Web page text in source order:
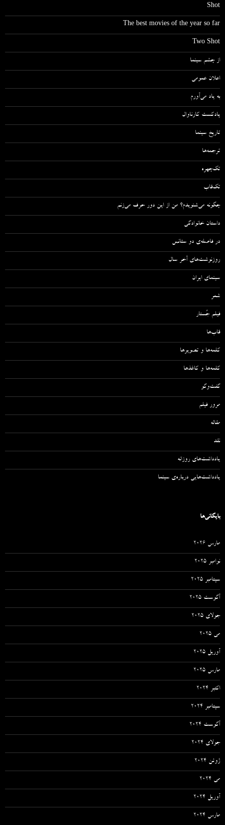
Shot
The best movies of the year so far
Two Shot
از چشم سینما
اعلان عمومی
به یاد می‌آورم
پادکست کارناوال
تاریخ سینما
ترجمه‌ها
تک‌چهره
تک‌قاب
چگونه می‌شنویدم؟ من از این دور حرف می‌زنم
داستان خانوادگی
در فاصله‌ی دو سئانس
روزنوشت‌های آخر سال
سینمای ایران
شعر
فیلم جُستار
قاب‌ها
کلمه‌ها و تصویرها
کلمه‌ها و کاغذها
گفت‌وگو
مرور فیلم
مقاله‌
نقد
یادداشت‌های روزانه
یادداشت‌هایی درباره‌ی سینما
بایگانی‌ها
مارس 2026
نوامبر 2025
سپتامبر 2025
آگوست 2025
جولای 2025
می 2025
آوریل 2025
مارس 2025
اکتبر 2024
سپتامبر 2024
آگوست 2024
جولای 2024
ژوئن 2024
می 2024
آوریل 2024
مارس 2024